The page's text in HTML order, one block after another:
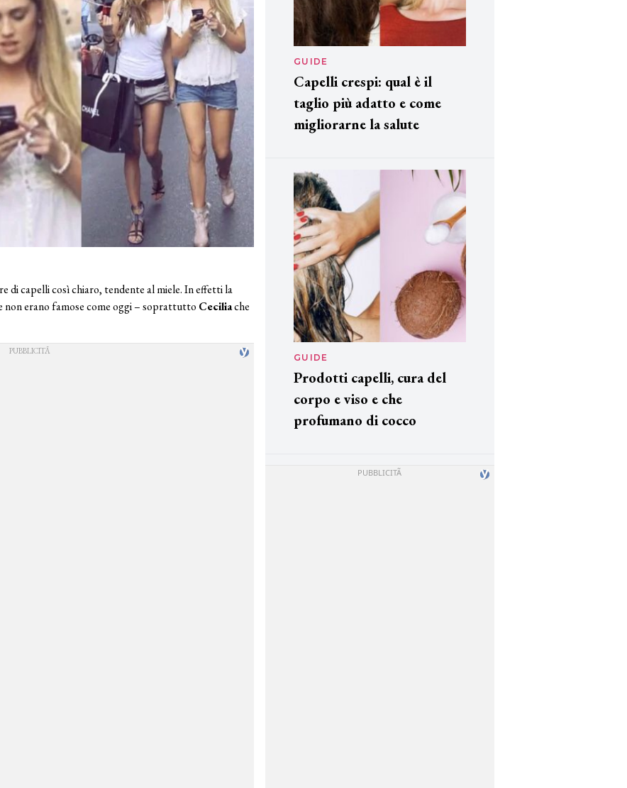
di capelli così chiaro, tendente al miele. In effetti la
non erano famose come oggi – soprattutto Ceciliache
GUIDE
Capelli crespi: qual è il
taglio più adatto e come
migliorarne la salute
GUIDE
Prodotti capelli, cura del
corpo e viso e che
profumano di cocco